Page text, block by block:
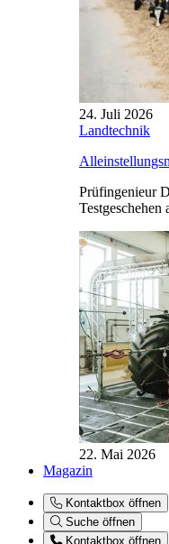
24. Juli 2026
Landtechnik
Prüfingenieur
22. Mai 2026
Magazin
Kontaktbox öffnen
Suche öffnen
Kontaktbox öffnen